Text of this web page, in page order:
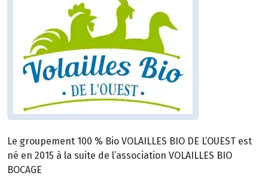
Le groupement 100 % Bio VOLAILLES BIO DE L’OUEST est
né en 2015 à la suite de l’association VOLAILLES BIO
BOCAGE